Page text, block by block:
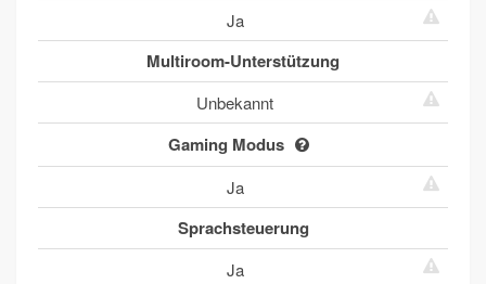
Ja
Multiroom-Unterstützung
Unbekannt
Gaming Modus
Ja
Sprachsteuerung
Ja